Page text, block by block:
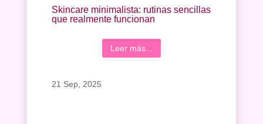
Skincare minimalista: rutinas sencillas
que realmente funcionan
Leer más...
21 Sep, 2025